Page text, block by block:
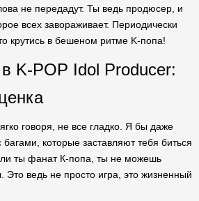
не передадут. Ты ведь продюсер, и
всех завораживает. Периодически
крутись в бешеном ритме K-попа!
K-POP Idol Producer:
говоря, не все гладко. Я бы даже
которые заставляют тебя биться
ты фанат К-попа, ты не можешь
Это ведь не просто игра, это жизненный